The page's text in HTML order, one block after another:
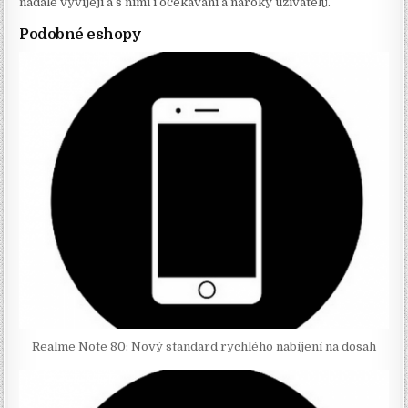
Podobné eshopy
Realme Note 80: Nový standard rychlého nabíjení na dosah